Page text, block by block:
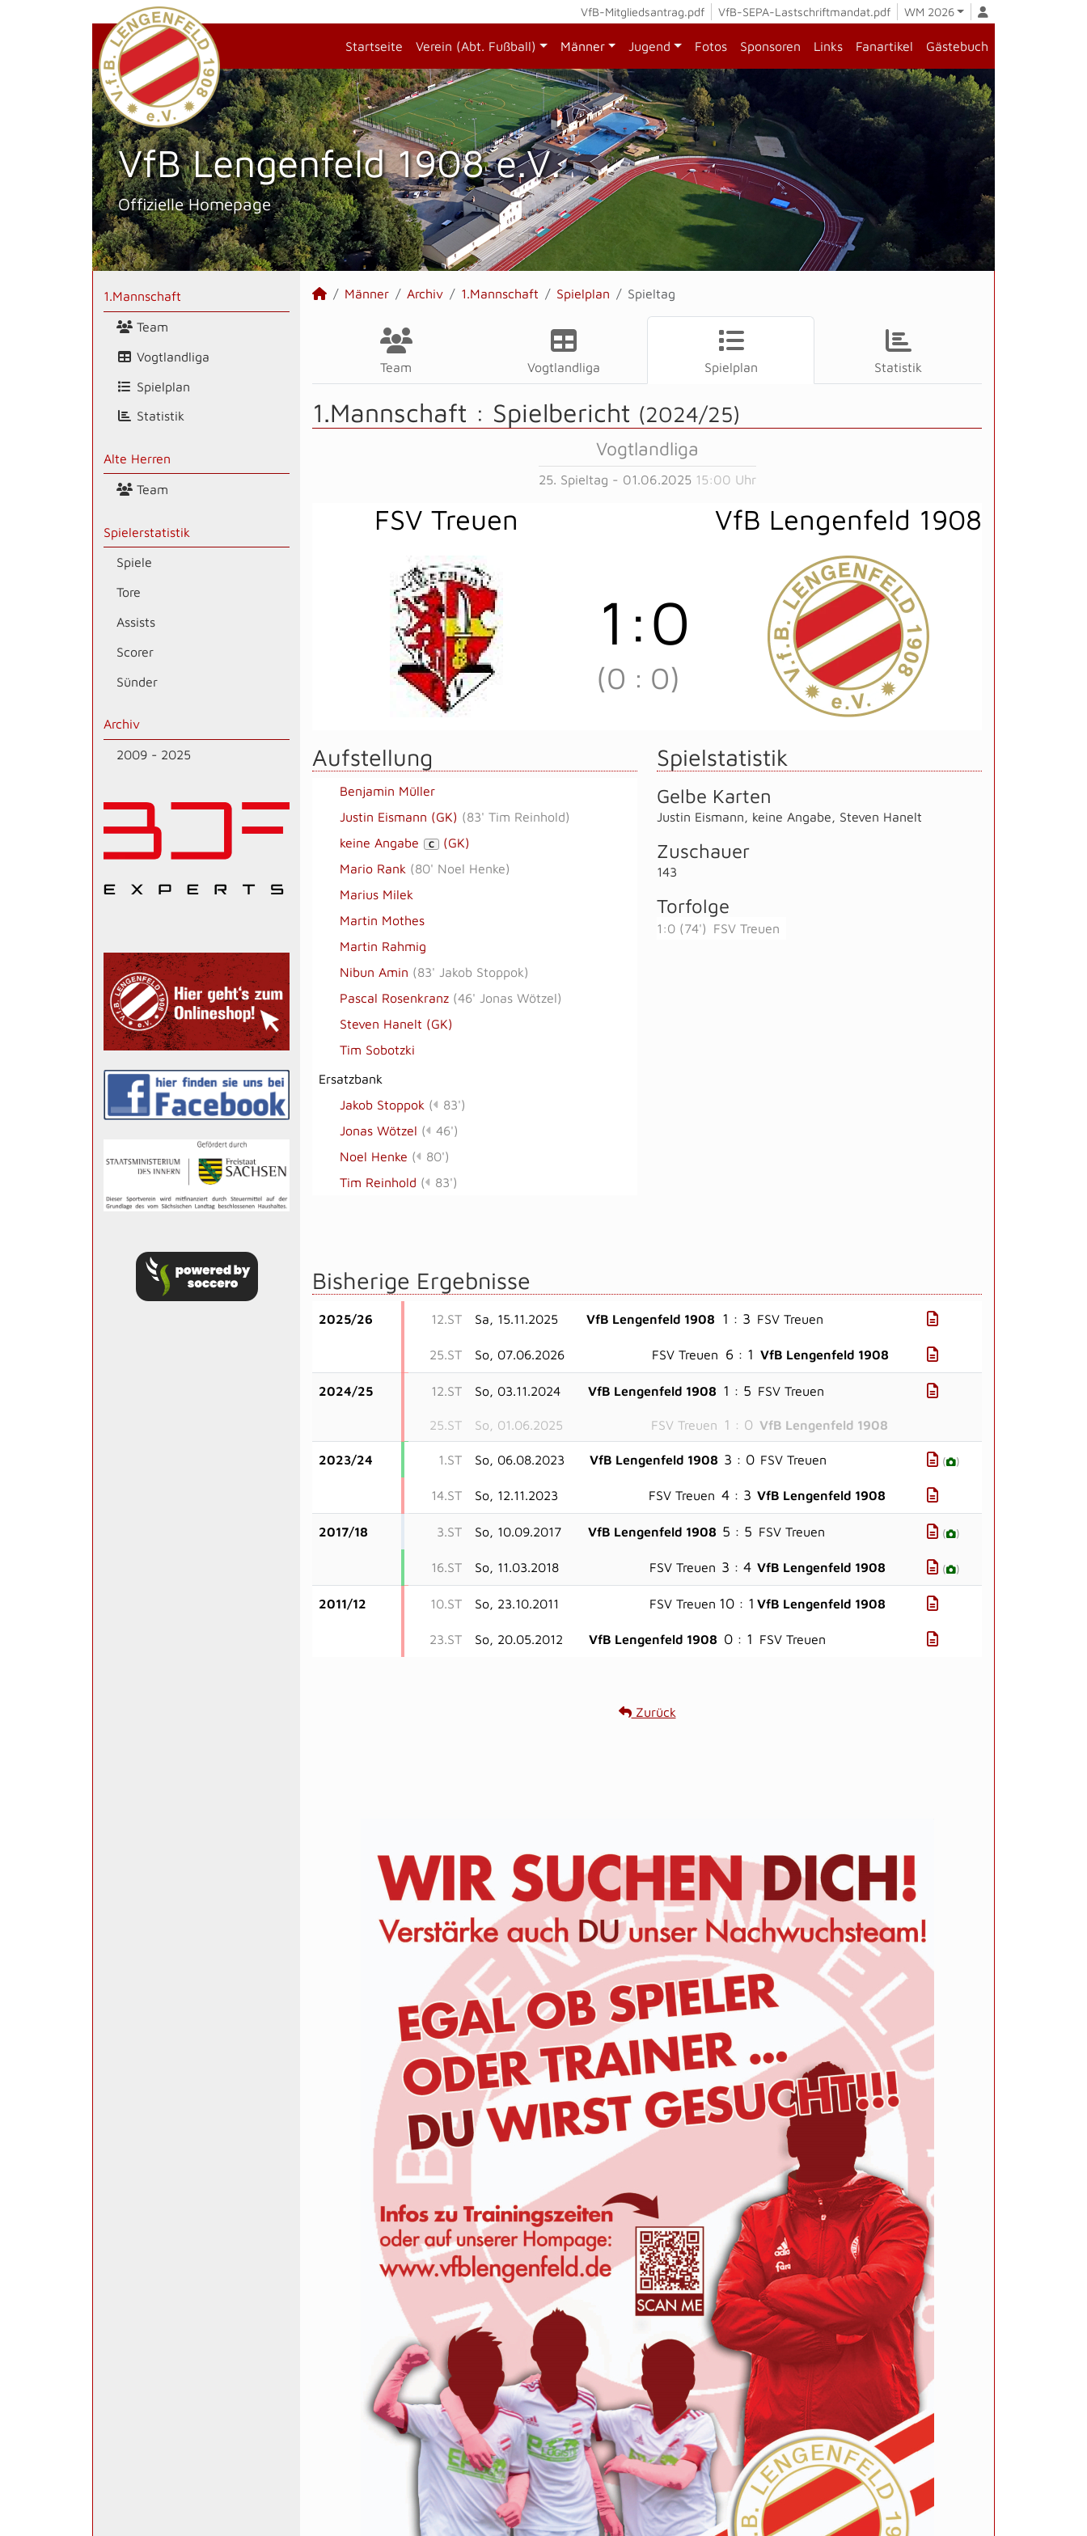
VfB-Mitgliedsantrag.pdf VfB-SEPA-Lastschriftmandat.pdf WM 2026
Startseite Verein (Abt. Fußball) Männer Jugend Fotos Sponsoren Links Fanartikel Gästebuch
VfB Lengenfeld 1908 e.V.
Offizielle Homepage
1.Mannschaft
Team
Vogtlandliga
Spielplan
Statistik
Alte Herren
Team
Spielerstatistik
Spiele
Tore
Assists
Scorer
Sünder
Archiv
2009 - 2025
Männer Archiv 1.Mannschaft Spielplan Spieltag
Team Vogtlandliga Spielplan Statistik
1.Mannschaft : Spielbericht (2024/25)
Vogtlandliga
25. Spieltag - 01.06.2025 15:00 Uhr
FSV Treuen VfB Lengenfeld 1908
1 :0
(0 : 0)
Aufstellung
Benjamin Müller
Justin Eismann (GK) (83' Tim Reinhold)
keine Angabe
C (GK)
Mario Rank (80' Noel Henke)
Marius Milek
Martin Mothes
Martin Rahmig
Nibun Amin (83' Jakob Stoppok)
Pascal Rosenkranz (46' Jonas Wötzel)
Steven Hanelt (GK)
Tim Sobotzki
Ersatzbank
Jakob Stoppok (
83')
Jonas Wötzel (
46')
Noel Henke (
80')
Tim Reinhold ( 83')
Spielstatistik
Gelbe Karten
Justin Eismann keine Angabe Steven Hanelt
Zuschauer
143
Torfolge
1:0 (74') FSV Treuen
Bisherige Ergebnisse
2025/26 12.ST Sa, 15.11.2025 VfB Lengenfeld 1908 1 : 3 FSV Treuen
25.ST So, 07.06.2026 FSV Treuen 6 : 1 VfB Lengenfeld 1908
2024/25 12.ST So, 03.11.2024 VfB Lengenfeld 1908 1 : 5 FSV Treuen
25.ST So, 01.06.2025 FSV Treuen 1 : 0 VfB Lengenfeld 1908
2023/24 1.ST So, 06.08.2023 VfB Lengenfeld 1908 3 : 0 FSV Treuen ( )
14.ST So, 12.11.2023 FSV Treuen 4 : 3 VfB Lengenfeld 1908
2017/18 3.ST So, 10.09.2017 VfB Lengenfeld 1908 5 : 5 FSV Treuen ( )
16.ST So, 11.03.2018 FSV Treuen 3 : 4 VfB Lengenfeld 1908 ( )
2011/12 10.ST So, 23.10.2011 FSV Treuen 10 : 1 VfB Lengenfeld 1908
23.ST So, 20.05.2012 VfB Lengenfeld 1908 0 : 1 FSV Treuen
Zurück